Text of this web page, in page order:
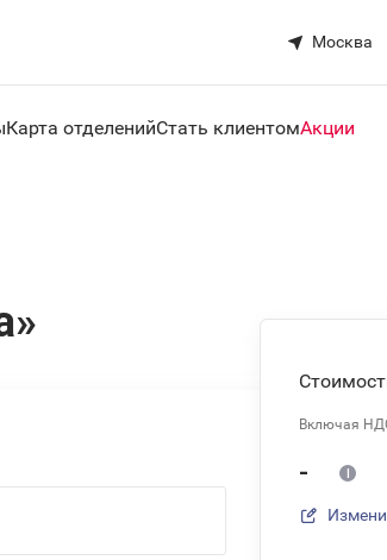
Москва
Карта отделенийСтать клиентомАкции
Включая
-